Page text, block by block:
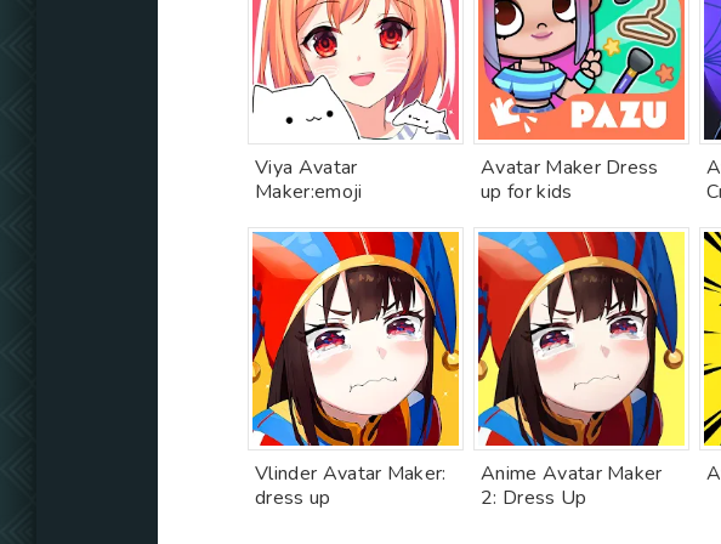
Viya Avatar
Maker:emoji
Avatar Maker Dress
up for kids
Vlinder Avatar Maker:
dress up
Anime Avatar Maker
2: Dress Up